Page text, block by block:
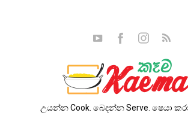
උයන්න Cook. බෙදන්න Serve. ෂෙයා